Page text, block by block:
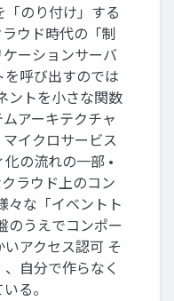
のり付け」する
ウド時代の「制
ーションサーバ
呼び出すのでは
ントを小さな関数
アーキテクチャ
イクロサービス
の流れの一部 •
クラウド上のコン
々な「イベントト
のうえでコンポー
アクセス認可 そ
自分で作らなく
る。